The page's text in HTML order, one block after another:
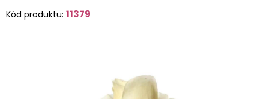
Kód produktu: 11379